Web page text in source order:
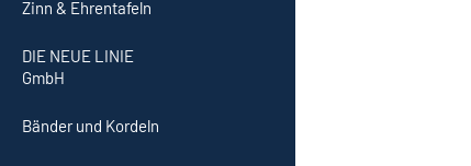
Zinn & Ehrentafeln
DIE NEUE LINIE
GmbH
Bänder und Kordeln